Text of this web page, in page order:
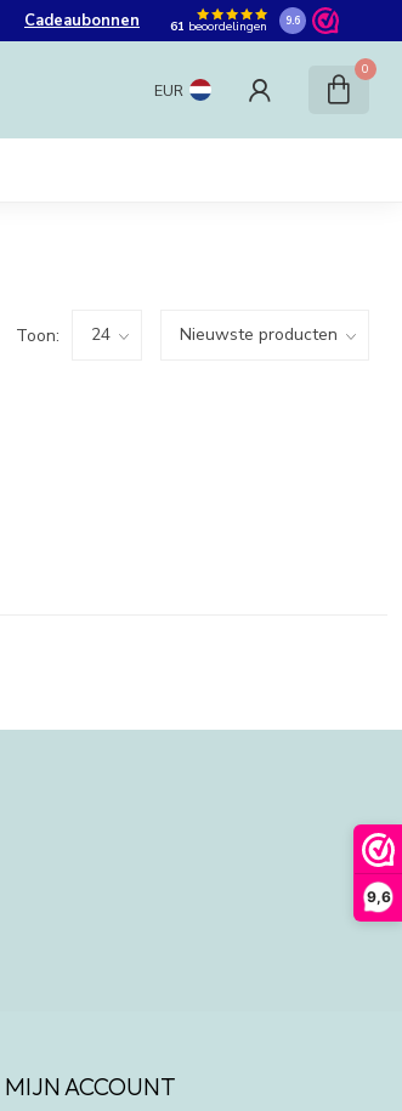
9,6
Cadeaubonnen 61 beoordelingen 9.6
EUR
0
Toon:
MIJN ACCOUNT